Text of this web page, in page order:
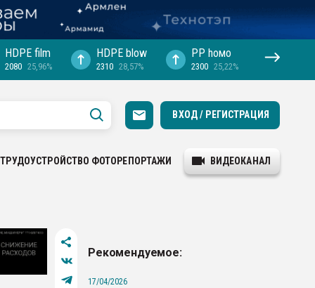
HDPE film
2080 25,96%
HDPE blow
2310 28,57%
PP hомо
2300 25,22%
ВХОД / РЕГИСТРАЦИЯ
ТРУДОУСТРОЙСТВО ФОТОРЕПОРТАЖИ ВИДЕОКАНАЛ
Рекомендуемое:
17/04/2026